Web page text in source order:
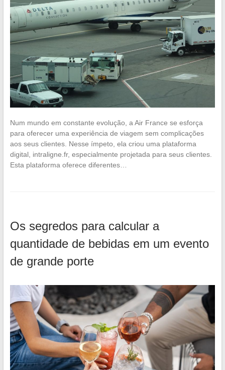
Num mundo em constante evolução, a Air France se esforça
para oferecer uma experiência de viagem sem complicações
aos seus clientes. Nesse ímpeto, ela criou uma plataforma
digital, intraligne.fr, especialmente projetada para seus clientes.
Esta plataforma oferece diferentes…
Os segredos para calcular a
quantidade de bebidas em um evento
de grande porte